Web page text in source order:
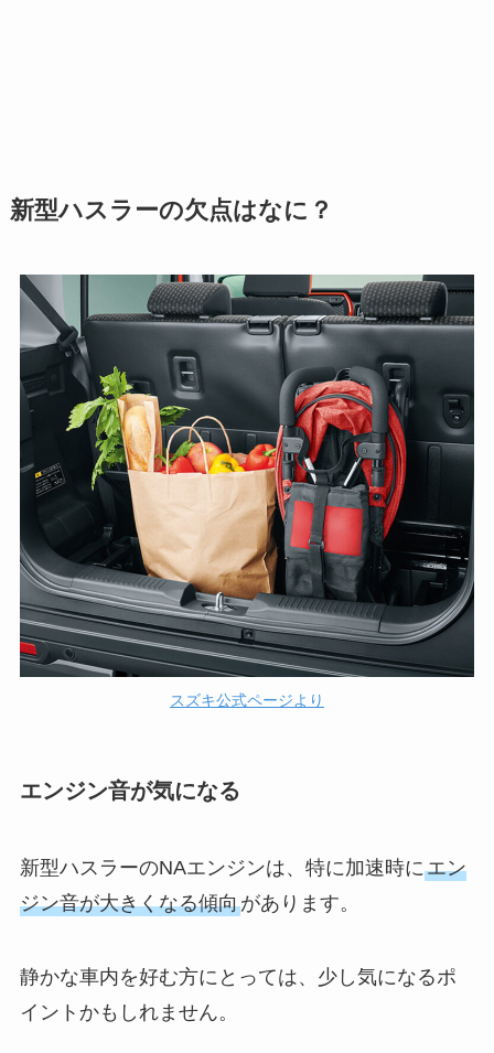
新型ハスラーの欠点はなに？
スズキ公式ページより
エンジン音が気になる
新型ハスラーのNAエンジンは、特に加速時にエン
ジン音が大きくなる傾向があります。
静かな車内を好む方にとっては、少し気になるポ
イントかもしれません。